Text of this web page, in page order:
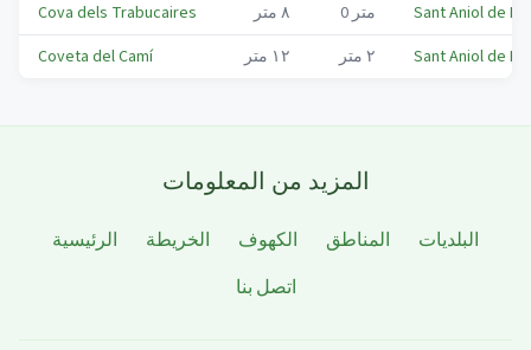
Cova dels Trabucaires
٨ متر 0 متر
Sant Aniol de
Coveta del Camí
١٢ متر ٢ متر Sant Aniol de
المزيد من المعلومات
الرئيسية الخريطة الكهوف المناطق
البلديات
اتصل بنا